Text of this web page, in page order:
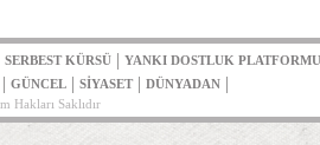
SERBEST KÜRSÜ | YANKI DOSTLUK PLATFORMU
| GÜNCEL | SİYASET | DÜNYADAN |
Hakları Saklıdır